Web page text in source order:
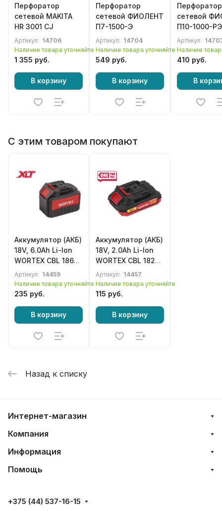
Перфоратор
сетевой MAKITA
HR 3001 CJ
Артикул: 14706
Наличие товара уточняйте
1 355 руб.
В корзину
Перфоратор
сетевой ФИОЛЕНТ
П7-1500-Э
Артикул: 14704
Наличие товара уточняйте
549 руб.
В корзину
Перфоратор
сетевой
П10-1000-РЭ
Артикул:
Наличие
410 руб.
В
С этим товаром покупают
Аккумулятор (АКБ)
18V, 6.0Ah Li-Ion
WORTEX CBL 1860
ALL1 XLT для
электроинструмента
Артикул: 14459
Наличие товара уточняйте
235 руб.
В корзину
Аккумулятор (АКБ)
18V, 2.0Ah Li-Ion
WORTEX CBL 1820-
1 ALL1 XLT для
электроинструмента
Артикул: 14457
Наличие товара уточняйте
115 руб.
В корзину
Назад к списку
Интернет-магазин
Компания
Информация
Помощь
+375 (44) 537-16-15